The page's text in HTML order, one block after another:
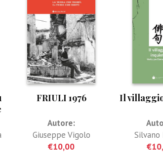
FRIULI 1976
Autore:
Giuseppe Vigolo
€10,00
Il
Silvano
€